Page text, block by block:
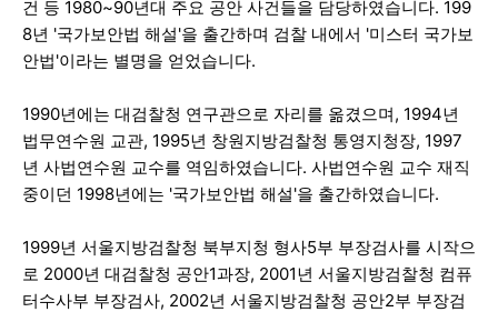
건 등 1980~90년대 주요 공안 사건들을 담당하였습니다. 199
8년 '국가보안법 해설'을 출간하며 검찰 내에서 '미스터 국가보
안법'이라는 별명을 얻었습니다.
1990년에는 대검찰청 연구관으로 자리를 옮겼으며, 1994년
법무연수원 교관, 1995년 창원지방검찰청 통영지청장, 1997
년 사법연수원 교수를 역임하였습니다. 사법연수원 교수 재직
중이던 1998년에는 '국가보안법 해설'을 출간하였습니다.
1999년 서울지방검찰청 북부지청 형사5부 부장검사를 시작으
로 2000년 대검찰청 공안1과장, 2001년 서울지방검찰청 컴퓨
터수사부 부장검사, 2002년 서울지방검찰청 공안2부 부장검